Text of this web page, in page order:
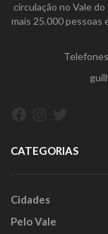
circulação no Vale
mais 25.000 pessoas
CATEGORIAS
Cidades
Pelo Vale